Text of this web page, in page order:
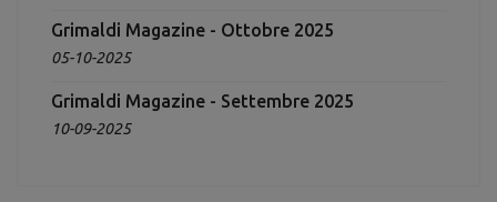
Grimaldi Magazine - Ottobre 2025
05-10-2025
Grimaldi Magazine - Settembre 2025
10-09-2025